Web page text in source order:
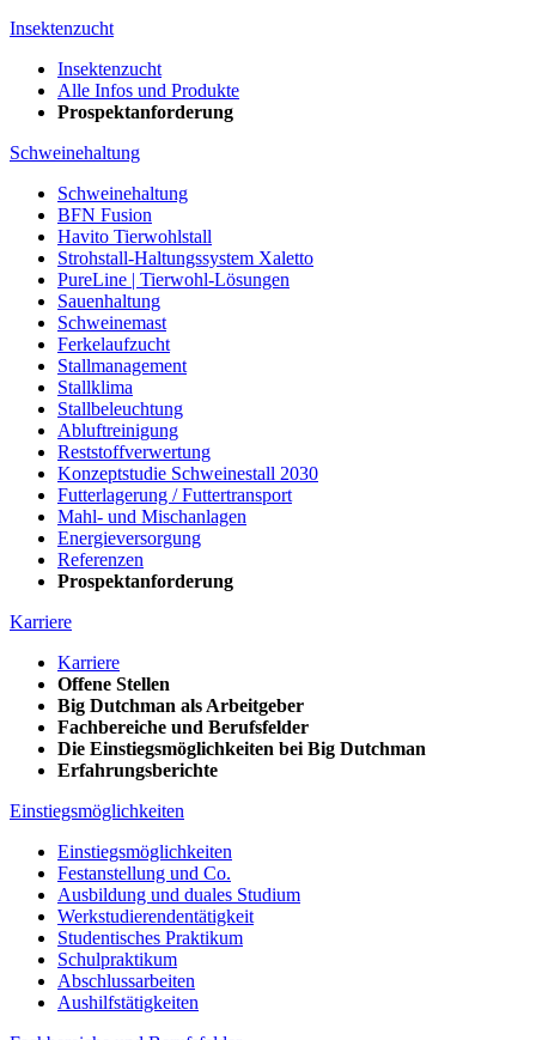
Insektenzucht
Insektenzucht
Alle Infos und Produkte
Prospektanforderung
Schweinehaltung
Schweinehaltung
BFN Fusion
Havito Tierwohlstall
Strohstall-Haltungssystem Xaletto
PureLine | Tierwohl-Lösungen
Sauenhaltung
Schweinemast
Ferkelaufzucht
Stallmanagement
Stallklima
Stallbeleuchtung
Abluftreinigung
Reststoffverwertung
Konzeptstudie Schweinestall 2030
Futterlagerung / Futtertransport
Mahl- und Mischanlagen
Energieversorgung
Referenzen
Prospektanforderung
Karriere
Karriere
Offene Stellen
Big Dutchman als Arbeitgeber
Fachbereiche und Berufsfelder
Die Einstiegsmöglichkeiten bei Big Dutchman
Erfahrungsberichte
Einstiegsmöglichkeiten
Einstiegsmöglichkeiten
Festanstellung und Co.
Ausbildung und duales Studium
Werkstudierendentätigkeit
Studentisches Praktikum
Schulpraktikum
Abschlussarbeiten
Aushilfstätigkeiten